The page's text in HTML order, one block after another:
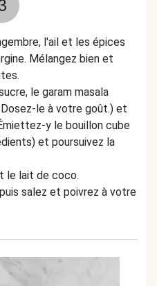
l'ail et les épices
Mélangez bien et
le garam masala
le à votre goût.) et
y le bouillon cube
et poursuivez la
le lait de coco.
salez et poivrez à votre